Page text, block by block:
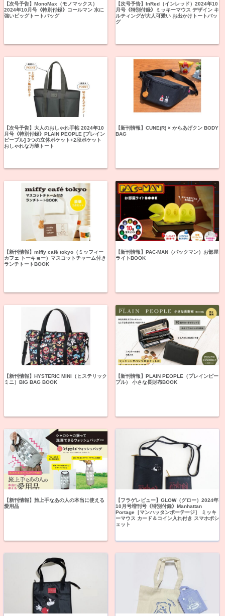
【次号予告】MonoMax（モノマックス）
2024年10月号《特別付録》コールマン 水に
強いビッグトートバッグ
【次号予告】InRed（インレッド）2024年10
月号《特別付録》ミッキーマウス デザイン キ
ルティングが大人可愛い お出かけトートバッ
グ
【次号予告】大人のおしゃれ手帖 2024年10
月号《特別付録》PLAIN PEOPLE [プレイン
ピープル] 3つの立体ポケット+2段ポケット
おしゃれな万能トート
【新刊情報】CUNE(R) × からあげクン BODY
BAG
【新刊情報】miffy café tokyo（ミッフィー
カフェ トーキョー）マスコットチャーム付き
ランチトートBOOK
【新刊情報】PAC-MAN（パックマン）お部屋
ライトBOOK
【新刊情報】HYSTERIC MINI（ヒステリック
ミニ）BIG BAG BOOK
【新刊情報】PLAIN PEOPLE（プレインピー
プル） 小さな長財布BOOK
【新刊情報】旅上手なあの人の本当に使える
愛用品
【フラゲレビュー】GLOW（グロー）2024年
10月号増刊号《特別付録》Manhattan
Portage［マンハッタンポーテージ］ ミッキ
ーマウス カード＆コイン入れ付き スマホポシ
ェット